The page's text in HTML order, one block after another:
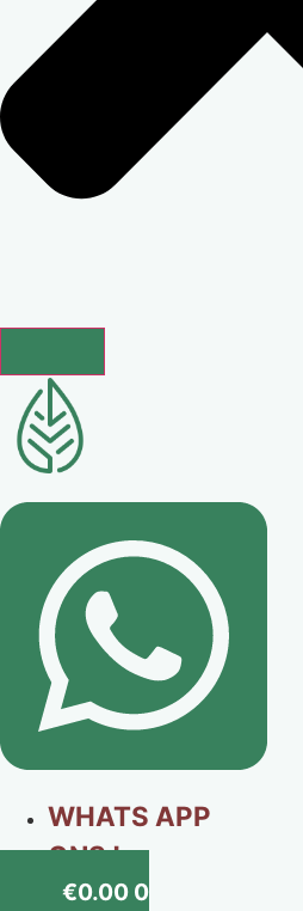
WHATS APP
ONS !
€0.00 0